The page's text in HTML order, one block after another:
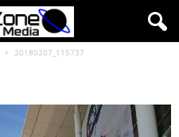
20180207_115737